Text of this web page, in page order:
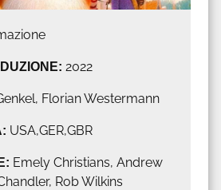
2022
Florian Westermann
USA,GER,GBR
Emely Christians, Andrew
Rob Wilkins